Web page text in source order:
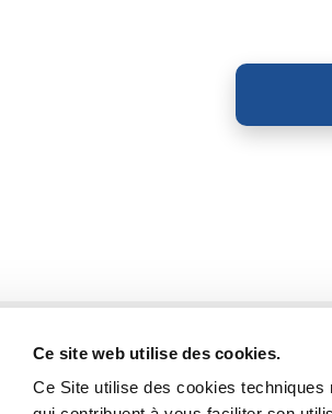
Ce site web utilise des cookies.
Ce Site utilise des cookies